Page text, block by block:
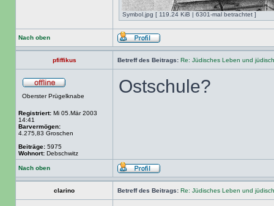
Symbol.jpg [ 119.24 KiB | 6301-mal betrachtet ]
Nach oben
pfiffikus Betreff des Beitrags: Re: Jüdisches Leben und
Oberster Prügelknabe
Registriert: Mi 05.Mär 2003
14:41
Barvermögen:
4.275,83 Groschen
Beiträge: 5975
Wohnort: Debschwitz
Ostschule?
Nach oben
clarino Betreff des Beitrags: Re: Jüdisches Leben und